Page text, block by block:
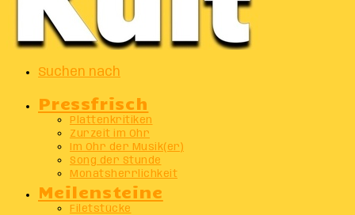
Suchen nach
Pressfrisch
Plattenkritiken
Zurzeit im Ohr
Im Ohr der Musik(er)
Song der Stunde
Monatsherrlichkeit
Meilensteine
Filetstücke